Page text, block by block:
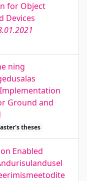
for Object
Devices
ning
Ground and
theses
Enabled